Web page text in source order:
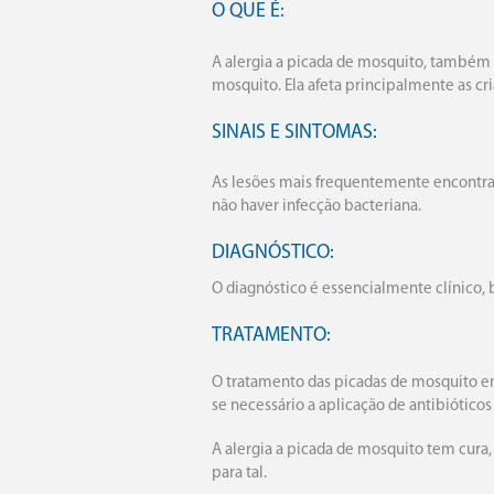
O QUE É:
A alergia a picada de mosquito,
mosquito. Ela afeta principalmente as
SINAIS E SINTOMAS:
As lesões mais frequentemente
não haver infecção bacteriana.
DIAGNÓSTICO:
O diagnóstico é essencialmente clínico,
TRATAMENTO:
O tratamento das picadas de mosquito
se necessário a aplicação de
A alergia a picada de mosquito tem
para tal.